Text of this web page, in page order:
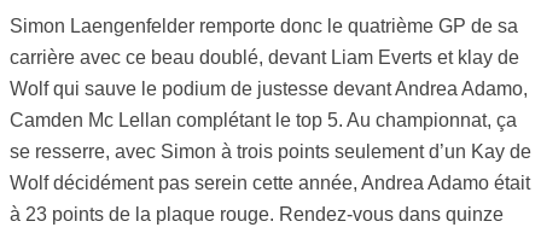
Simon Laengenfelder remporte donc le quatrième GP de sa
carrière avec ce beau doublé, devant Liam Everts et klay de
Wolf qui sauve le podium de justesse devant Andrea Adamo,
Camden Mc Lellan complétant le top 5. Au championnat, ça
se resserre, avec Simon à trois points seulement d’un Kay de
Wolf décidément pas serein cette année, Andrea Adamo était
à 23 points de la plaque rouge. Rendez-vous dans quinze